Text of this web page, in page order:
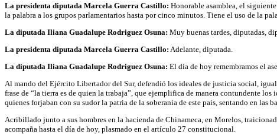
La presidenta diputada Marcela Guerra Castillo: Honorable asamblea, el
la palabra a los grupos parlamentarios hasta por cinco minutos. Tiene el uso de la
La diputada Iliana Guadalupe Rodriguez Osuna: Muy buenas tardes, diputadas,
La presidenta diputada Marcela Guerra Castillo: Adelante, diputada.
La diputada Iliana Guadalupe Rodriguez Osuna: El día de hoy remembramos el
Al mando del Ejército Libertador del Sur, defendió los ideales de justicia social,
frase de “la tierra es de quien la trabaja”, que ejemplifica de manera contundente los
quienes forjaban con su sudor la patria de la soberanía de este país, sentando en las
Acribillado junto a sus hombres en la hacienda de Chinameca, en Morelos,
acompaña hasta el día de hoy, plasmado en el artículo 27 constitucional.